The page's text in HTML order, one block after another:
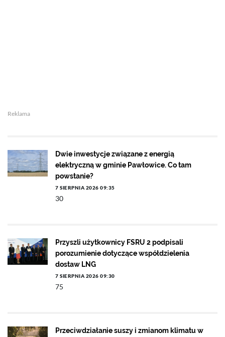
Reklama
Dwie inwestycje związane z energią
elektryczną w gminie Pawłowice. Co tam
powstanie?
7 SIERPNIA 2026 09:35
30
Przyszli użytkownicy FSRU 2 podpisali
porozumienie dotyczące współdzielenia
dostaw LNG
7 SIERPNIA 2026 09:30
75
Przeciwdziałanie suszy i zmianom klimatu w